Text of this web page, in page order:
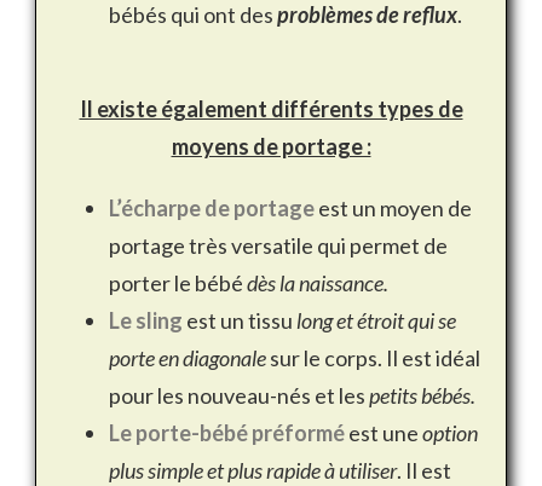
bébés qui ont desproblèmes de reflux.
Il existe également différents types de
moyens de portage :
L’écharpe de portageest un moyen de
portage très versatile qui permet de
porter le bébédès la naissance.
Le sling est un tissu long et étroit qui se
porte en diagonalesur le corps. Il est idéal
pour les nouveau-nés et lespetits bébés.
Le porte-bébé préforméest uneoption
plus simple et plus rapide à utiliser. Il est